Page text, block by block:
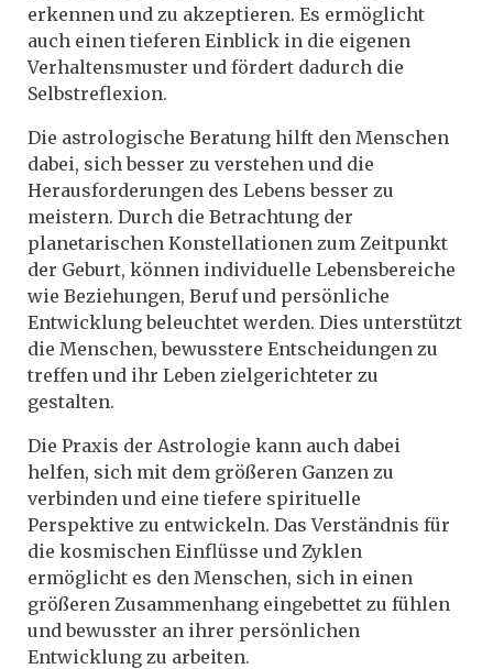
erkennen und zu akzeptieren. Es ermöglicht
auch einen tieferen Einblick in die eigenen
Verhaltensmuster und fördert dadurch die
Selbstreflexion.
Die astrologische Beratung hilft den Menschen
dabei, sich besser zu verstehen und die
Herausforderungen des Lebens besser zu
meistern. Durch die Betrachtung der
planetarischen Konstellationen zum Zeitpunkt
der Geburt, können individuelle Lebensbereiche
wie Beziehungen, Beruf und persönliche
Entwicklung beleuchtet werden. Dies unterstützt
die Menschen, bewusstere Entscheidungen zu
treffen und ihr Leben zielgerichteter zu
gestalten.
Die Praxis der Astrologie kann auch dabei
helfen, sich mit dem größeren Ganzen zu
verbinden und eine tiefere spirituelle
Perspektive zu entwickeln. Das Verständnis für
die kosmischen Einflüsse und Zyklen
ermöglicht es den Menschen, sich in einen
größeren Zusammenhang eingebettet zu fühlen
und bewusster an ihrer persönlichen
Entwicklung zu arbeiten.